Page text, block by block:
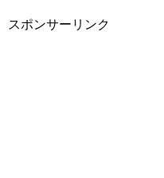
スポンサーリンク